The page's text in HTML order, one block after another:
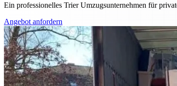
Ein professionelles Trier Umzugsunternehmen für
Angebot anfordern